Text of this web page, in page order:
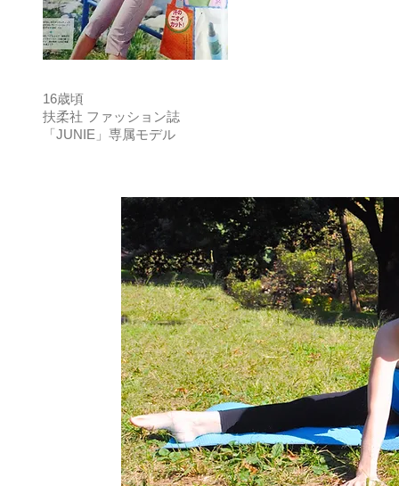
16歳頃
扶柔社 ファッション誌
「JUNIE」専属モデル